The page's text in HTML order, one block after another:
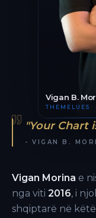
Vigan B.
THEMELUES
"Your Chart
- VIGAN B.
Vigan Morina e
nga viti 2016, i
shqiptarë në